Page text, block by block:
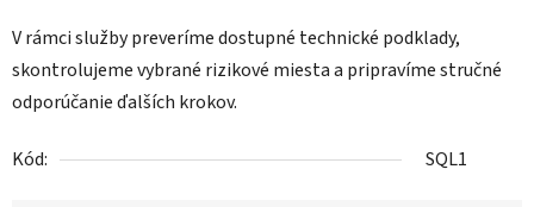
V rámci služby preveríme dostupné technické podklady,
skontrolujeme vybrané rizikové miesta a pripravíme stručné
odporúčanie ďalších krokov.
Kód: SQL1